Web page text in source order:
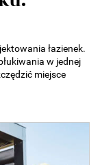
łazienek.
w jednej
miejsce